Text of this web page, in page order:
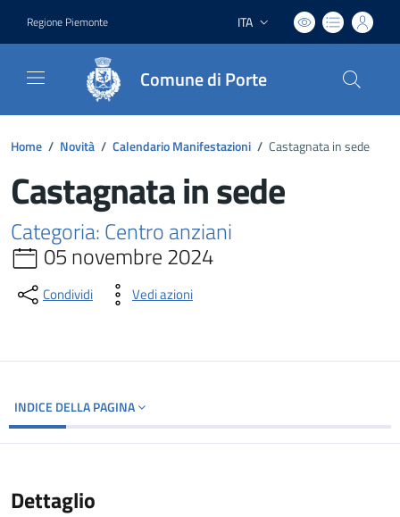
Regione Piemonte Lingua attiva:
ITA
Comune di Porte
Home / Novità / Calendario Manifestazioni / Castagnata in sede
Castagnata in sede
Categoria: Centro anziani
05 novembre 2024
Condividi Vedi azioni
INDICE DELLA PAGINA
Dettaglio